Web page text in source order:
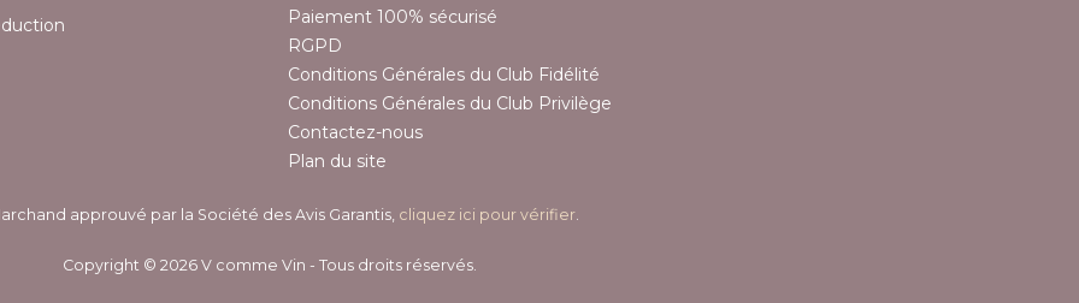
Paiement 100% sécurisé
RGPD
Conditions Générales du Club Fidélité
Conditions Générales du Club Privilège
Contactez-nous
Plan du site
approuvé par la Société des Avis Garantis, cliquez ici pour vérifier
Copyright © 2026 V comme Vin - Tous droits réservés.